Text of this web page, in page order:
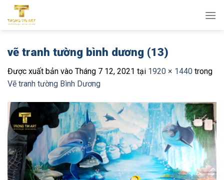
qua
vẽ tranh tường bình dương (13)
Được xuất bản vào Tháng 7 12, 2021 tại 1920 × 1440 trong
Vẽ tranh tường Bình Dương